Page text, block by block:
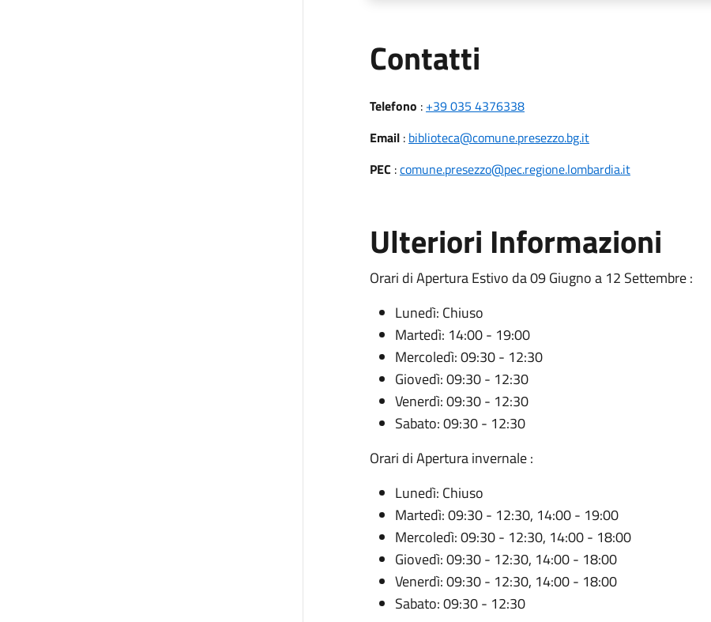
Contatti
Telefono : +39 035 4376338
Email: biblioteca@comune.presezzo.bg.it
PEC :comune.presezzo@pec.regione.lombardia.it
Ulteriori Informazioni
Orari di Apertura Estivo da 09 Giugno a 12 Settembre :
Lunedì: Chiuso
Martedì: 14:00 - 19:00
Mercoledì: 09:30 - 12:30
Giovedì: 09:30 - 12:30
Venerdì: 09:30 - 12:30
Sabato: 09:30 - 12:30
Orari di Apertura invernale :
Lunedì: Chiuso
Martedì: 09:30 - 12:30, 14:00 - 19:00
Mercoledì: 09:30 - 12:30, 14:00 - 18:00
Giovedì: 09:30 - 12:30, 14:00 - 18:00
Venerdì: 09:30 - 12:30, 14:00 - 18:00
Sabato: 09:30 - 12:30